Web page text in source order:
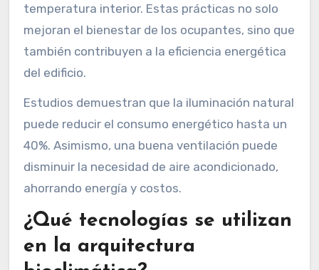
temperatura interior. Estas prácticas no solo
mejoran el bienestar de los ocupantes, sino que
también contribuyen a la eficiencia energética
del edificio.
Estudios demuestran que la iluminación natural
puede reducir el consumo energético hasta un
40%. Asimismo, una buena ventilación puede
disminuir la necesidad de aire acondicionado,
ahorrando energía y costos.
¿Qué tecnologías se utilizan
en la arquitectura